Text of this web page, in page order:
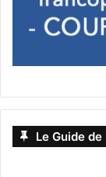
documents
tribunaux dans
moins de 18
mineur hérite
de
et nous nous
Le Guide